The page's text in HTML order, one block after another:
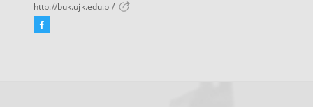
http://buk.ujk.edu.pl/
Facebook